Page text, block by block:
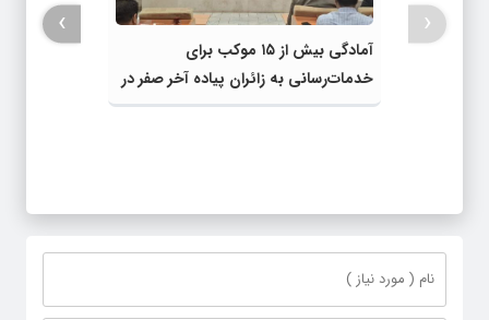
آمادگی بیش از ۱۵ موکب برای
خدمات‌رسانی به زائران پیاده آخر صفر در
شهرستان چناران
‹
›